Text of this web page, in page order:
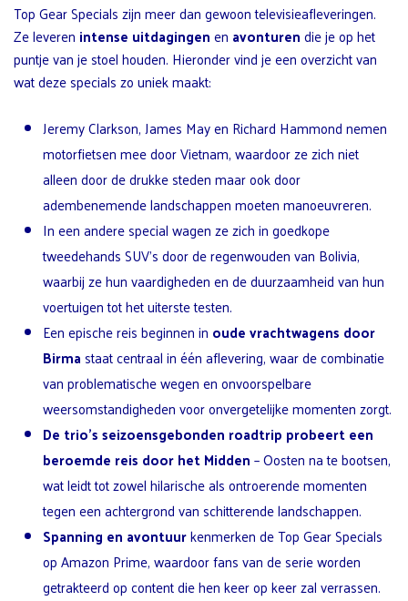
Top Gear Specials zijn meer dan gewoon televisieafleveringen.
Ze leveren intense uitdagingenen avonturendie je op het
puntje van je stoel houden. Hieronder vind je een overzicht van
wat deze specials zo uniek maakt:
Jeremy Clarkson, James May en Richard Hammond nemen
motorfietsen mee door Vietnam, waardoor ze zich niet
alleen door de drukke steden maar ook door
adembenemende landschappen moeten manoeuvreren.
In een andere special wagen ze zich in goedkope
tweedehands SUV’s door de regenwouden van Bolivia,
waarbij ze hun vaardigheden en de duurzaamheid van hun
voertuigen tot het uiterste testen.
Een epische reis beginnen in oude vrachtwagens door
Birmastaat centraal in één aflevering, waar de combinatie
van problematische wegen en onvoorspelbare
weersomstandigheden voor onvergetelijke momenten zorgt.
De trio’s seizoensgebonden roadtrip probeert een
beroemde reis door het Midden– Oosten na te bootsen,
wat leidt tot zowel hilarische als ontroerende momenten
tegen een achtergrond van schitterende landschappen.
Spanning en avontuurkenmerken de Top Gear Specials
op Amazon Prime, waardoor fans van de serie worden
getrakteerd op content die hen keer op keer zal verrassen.